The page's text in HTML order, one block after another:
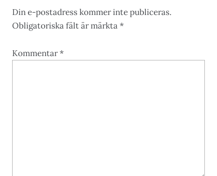
Din e-postadress kommer inte publiceras.
Obligatoriska fält är märkta*
Kommentar*